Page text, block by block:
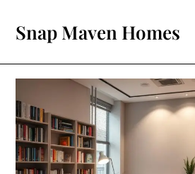
content
Snap Maven Homes